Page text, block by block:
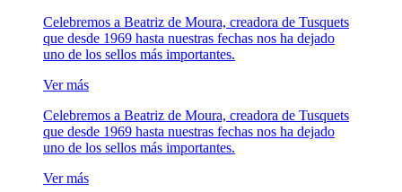
Celebremos a Beatriz de Moura, creadora de Tusquets
que desde 1969 hasta nuestras fechas nos ha dejado
uno de los sellos más importantes.
Ver más
Celebremos a Beatriz de Moura, creadora de Tusquets
que desde 1969 hasta nuestras fechas nos ha dejado
uno de los sellos más importantes.
Ver más